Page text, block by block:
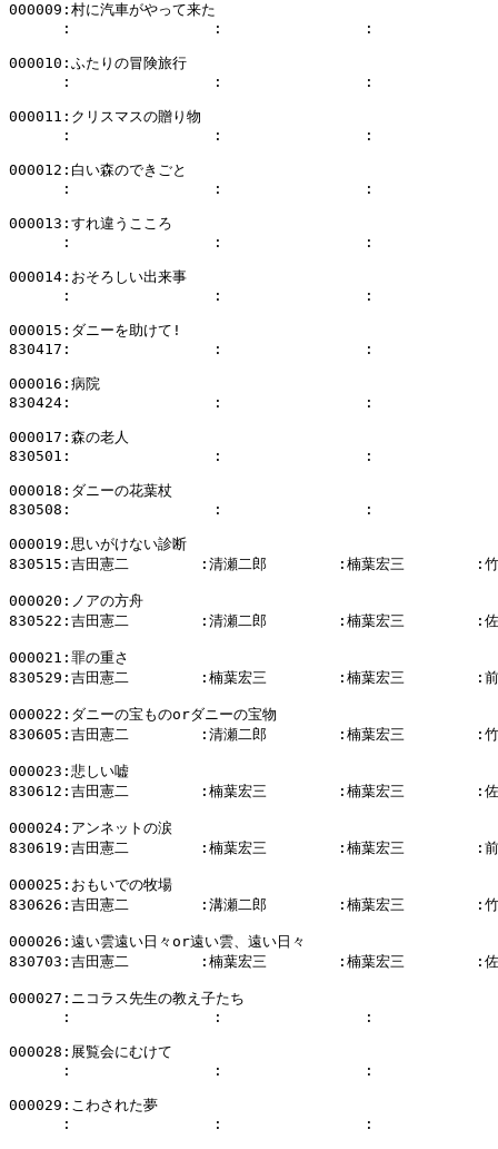
000009:村に汽車がやって来た
:                :                :
000010:ふたりの冒険旅行
:                :                :
000011:クリスマスの贈り物
:                :                :
000012:白い森のできごと
:                :                :
000013:すれ違うこころ
:                :                :
000014:おそろしい出来事
:                :                :
000015:ダニーを助けて!
830417:                :                :
000016:病院
830424:                :                :
000017:森の老人
830501:                :                :
000018:ダニーの花葉杖
830508:                :                :
000019:思いがけない診断
830515:吉田憲二        :清瀬二郎        :楠葉宏三        :竹
000020:ノアの方舟
830522:吉田憲二        :清瀬二郎        :楠葉宏三        :佐
000021:罪の重さ
830529:吉田憲二        :楠葉宏三        :楠葉宏三        :前
000022:ダニーの宝ものorダニーの宝物
830605:吉田憲二        :清瀬二郎        :楠葉宏三        :竹
000023:悲しい嘘
830612:吉田憲二        :楠葉宏三        :楠葉宏三        :佐
000024:アンネットの涙
830619:吉田憲二        :楠葉宏三        :楠葉宏三        :前
000025:おもいでの牧場
830626:吉田憲二        :溝瀬二郎        :楠葉宏三        :竹
000026:遠い雲遠い日々or遠い雲、遠い日々
830703:吉田憲二        :楠葉宏三        :楠葉宏三        :佐
000027:ニコラス先生の教え子たち
:                :                :
000028:展覧会にむけて
:                :                :
000029:こわされた夢
:                :                :